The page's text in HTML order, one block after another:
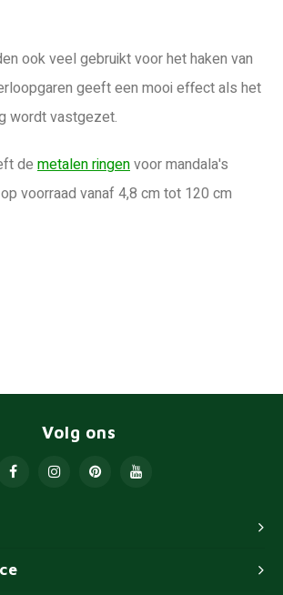
ook veel gebruikt voor het haken van
geeft een mooi effect als het
wordt vastgezet.
de metalen ringenvoor mandala's
voorraad vanaf 4,8 cm tot 120 cm
Volg ons